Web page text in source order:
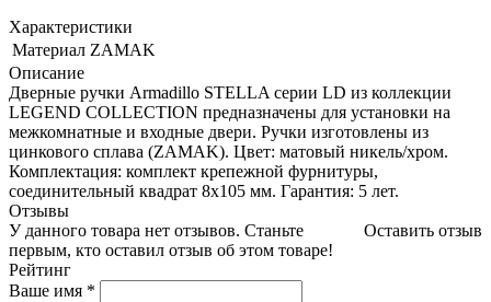
Характеристики
Материал ZAMAK
Описание
Дверные ручки Armadillo STELLA серии LD из коллекции
LEGEND COLLECTION предназначены для установки на
межкомнатные и входные двери. Ручки изготовлены из
цинкового сплава (ZAMAK). Цвет: матовый никель/хром.
Комплектация: комплект крепежной фурнитуры,
соединительный квадрат 8x105 мм. Гарантия: 5 лет.
Отзывы
Оставить отзыв
У данного товара нет отзывов. Станьте
первым, кто оставил отзыв об этом товаре!
Рейтинг
Ваше имя *